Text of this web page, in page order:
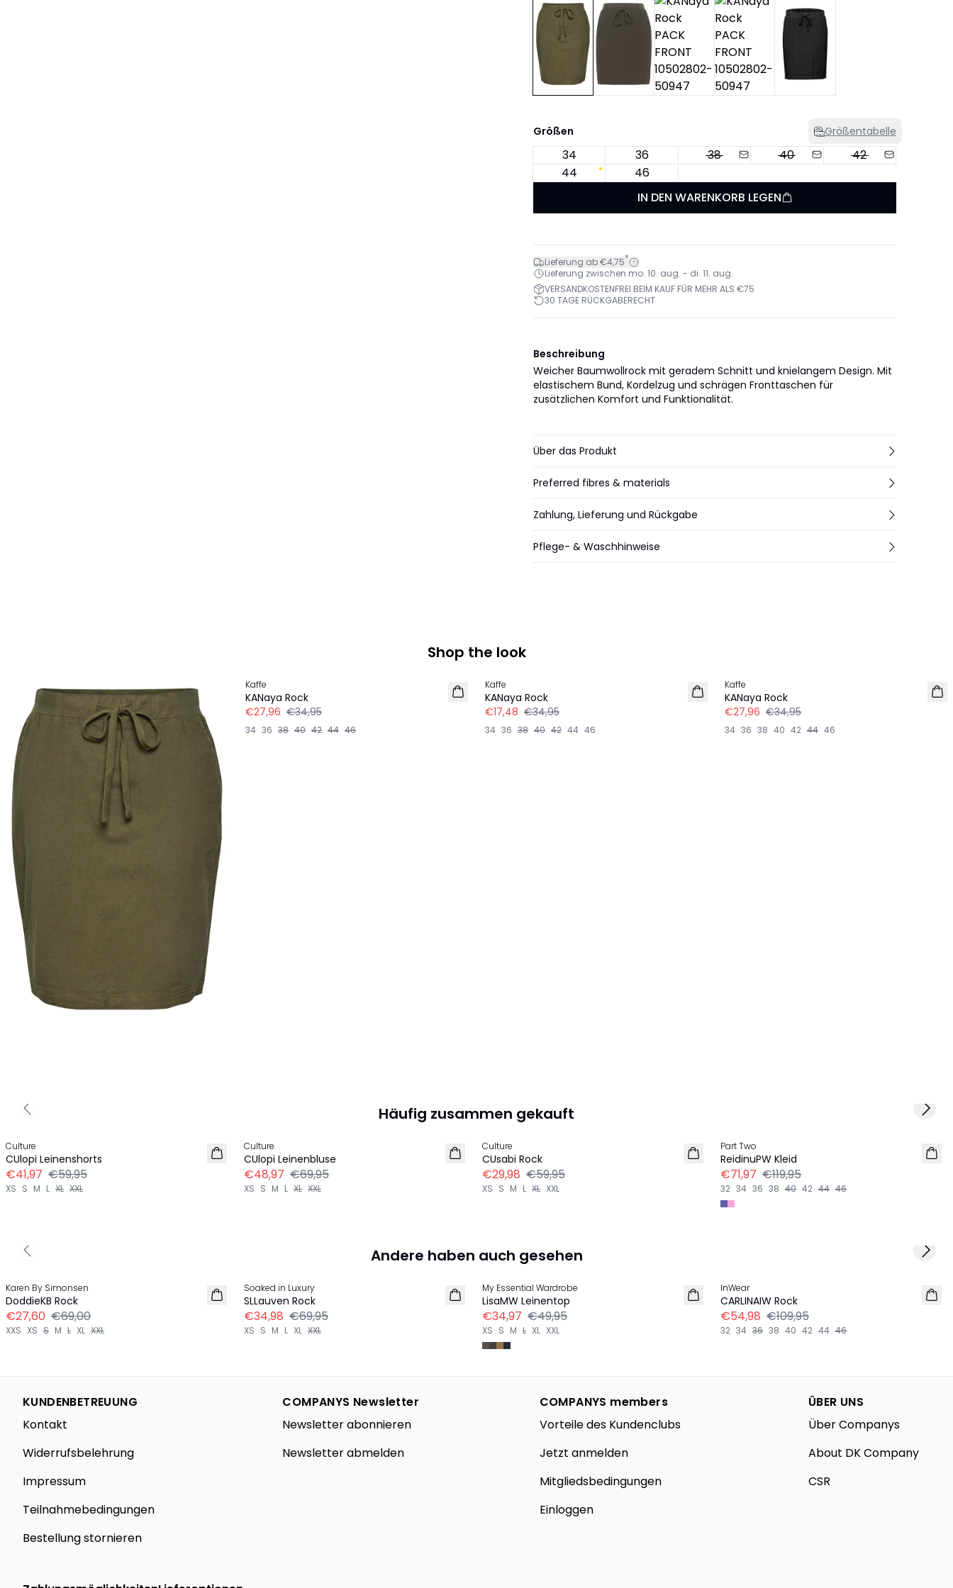
Größen Größentabelle
34 36 38 40
42
44
46
IN DEN WARENKORB LEGEN
Lieferung ab €4,75*
Lieferung zwischen mo. 10. aug. - di. 11. aug.
VERSANDKOSTENFREI BEIM KAUF FÜR MEHR ALS €75
30 TAGE RÜCKGABERECHT
Beschreibung
Weicher Baumwollrock mit geradem Schnitt und knielangem Design. Mit
elastischem Bund, Kordelzug und schrägen Fronttaschen für
zusätzlichen Komfort und Funktionalität.
Über das Produkt
Preferred fibres & materials
Zahlung, Lieferung und Rückgabe
Pflege- & Waschhinweise
Shop the look
Kaffe
KANaya Rock
€27,96 €34,95
34 36 38 40 42 44 46
-50%
Kaffe
KANaya Rock
€17,48 €34,95
34 36 38 40 42 44 46
Kaffe
KANaya Rock
€27,96 €34,95
34 36 38 40 42 44 46
Häufig zusammen gekauft
Culture
CUlopi Leinenshorts
€41,97 €59,95
XS S M L XL XXL
Culture
CUlopi Leinenbluse
€48,97 €69,95
XS S M L XL XXL
-50%
Culture
CUsabi Rock
€29,98 €59,95
XS S M L XL XXL
Part Two
ReidinuPW Kleid
€71,97 €119,95
32 34 36 38 40 42 44 46
Previous slide Next
Andere haben auch gesehen
Karen By Simonsen
DoddieKB Rock
€27,60 €69,00
XXS XS S M L XL XXL
Soaked in Luxury
SLLauven Rock
€34,98 €69,95
XS S M L XL XXL
LEINEN
-30%
My Essential Wardrobe
LisaMW Leinentop
€34,97 €49,95
XS S M L XL XXL
InWear
CARLINAIW Rock
€54,98 €109,95
32 34 36 38 40 42 44 46
Previous slide Next
KUNDENBETREUUNG
Kontakt
Widerrufsbelehrung
Impressum
Teilnahmebedingungen
Bestellung stornieren
COMPANYS Newsletter
Newsletter abonnieren
Newsletter abmelden
COMPANYS members
Vorteile des Kundenclubs
Jetzt anmelden
Mitgliedsbedingungen
Einloggen
ÜBER UNS
Über Companys
About DK Company
CSR